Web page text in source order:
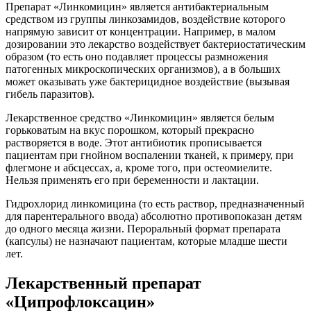
Препарат «Линкомицин» является антибактериальным
средством из группы линкозамидов, воздействие которого
напрямую зависит от концентрации. Например, в малом
дозировании это лекарство воздействует бактериостатическим
образом (то есть оно подавляет процессы размножения
патогенных микроскопических организмов), а в больших
может оказывать уже бактерицидное воздействие (вызывая
гибель паразитов).
Лекарственное средство «Линкомицин» является белым
горьковатым на вкус порошком, который прекрасно
растворяется в воде. Этот антибиотик прописывается
пациентам при гнойном воспалении тканей, к примеру, при
флегмоне и абсцессах, а, кроме того, при остеомиелите.
Нельзя применять его при беременности и лактации.
Гидрохлорид линкомицина (то есть раствор, предназначенный
для парентерального ввода) абсолютно противопоказан детям
до одного месяца жизни. Пероральный формат препарата
(капсулы) не назначают пациентам, которые младше шести
лет.
Лекарственный препарат
«Ципрофлоксацин»